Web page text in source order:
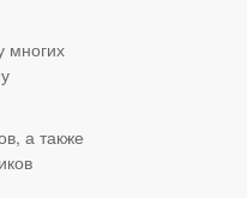
многих
а также